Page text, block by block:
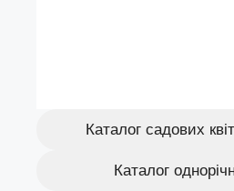
Каталог садових
Каталог